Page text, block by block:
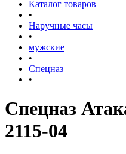
Каталог товаров
•
Наручные часы
•
мужские
•
Спецназ
•
Спецназ
2115-04